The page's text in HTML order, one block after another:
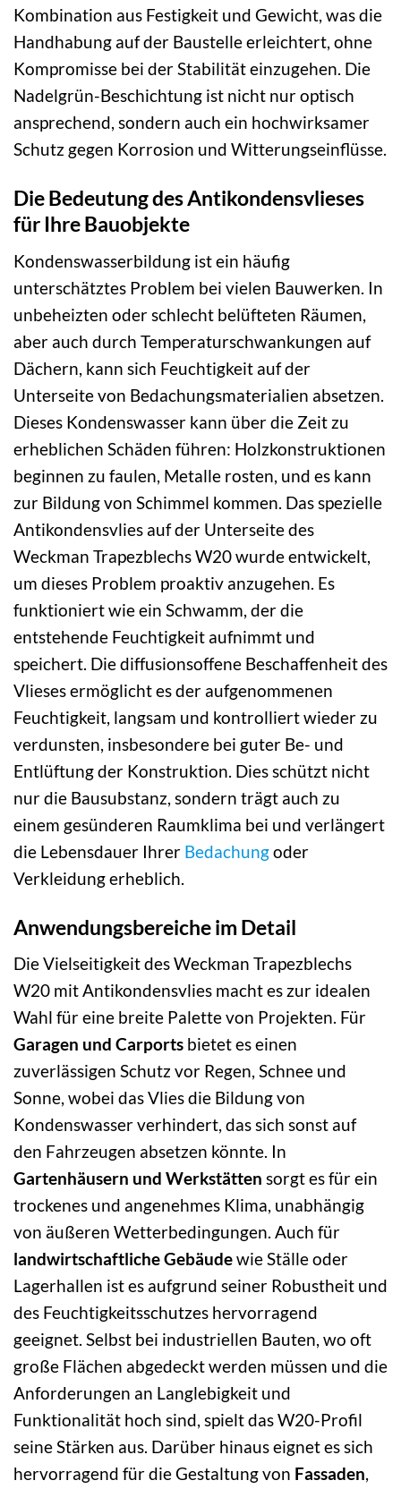
Kombination aus Festigkeit und Gewicht, was die
Handhabung auf der Baustelle erleichtert, ohne
Kompromisse bei der Stabilität einzugehen. Die
Nadelgrün-Beschichtung ist nicht nur optisch
ansprechend, sondern auch ein hochwirksamer
Schutz gegen Korrosion und Witterungseinflüsse.
Die Bedeutung des Antikondensvlieses
für Ihre Bauobjekte
Kondenswasserbildung ist ein häufig
unterschätztes Problem bei vielen Bauwerken. In
unbeheizten oder schlecht belüfteten Räumen,
aber auch durch Temperaturschwankungen auf
Dächern, kann sich Feuchtigkeit auf der
Unterseite von Bedachungsmaterialien absetzen.
Dieses Kondenswasser kann über die Zeit zu
erheblichen Schäden führen: Holzkonstruktionen
beginnen zu faulen, Metalle rosten, und es kann
zur Bildung von Schimmel kommen. Das spezielle
Antikondensvlies auf der Unterseite des
Weckman Trapezblechs W20 wurde entwickelt,
um dieses Problem proaktiv anzugehen. Es
funktioniert wie ein Schwamm, der die
entstehende Feuchtigkeit aufnimmt und
speichert. Die diffusionsoffene Beschaffenheit des
Vlieses ermöglicht es der aufgenommenen
Feuchtigkeit, langsam und kontrolliert wieder zu
verdunsten, insbesondere bei guter Be- und
Entlüftung der Konstruktion. Dies schützt nicht
nur die Bausubstanz, sondern trägt auch zu
einem gesünderen Raumklima bei und verlängert
die Lebensdauer Ihrer Bedachungoder
Verkleidung erheblich.
Anwendungsbereiche im Detail
Die Vielseitigkeit des Weckman Trapezblechs
W20 mit Antikondensvlies macht es zur idealen
Wahl für eine breite Palette von Projekten. Für
Garagen und Carports bietet es einen
zuverlässigen Schutz vor Regen, Schnee und
Sonne, wobei das Vlies die Bildung von
Kondenswasser verhindert, das sich sonst auf
den Fahrzeugen absetzen könnte. In
Gartenhäusern und Werkstätten sorgt es für ein
trockenes und angenehmes Klima, unabhängig
von äußeren Wetterbedingungen. Auch für
landwirtschaftliche Gebäudewie Ställe oder
Lagerhallen ist es aufgrund seiner Robustheit und
des Feuchtigkeitsschutzes hervorragend
geeignet. Selbst bei industriellen Bauten, wo oft
große Flächen abgedeckt werden müssen und die
Anforderungen an Langlebigkeit und
Funktionalität hoch sind, spielt das W20-Profil
seine Stärken aus. Darüber hinaus eignet es sich
hervorragend für die Gestaltung von Fassaden,